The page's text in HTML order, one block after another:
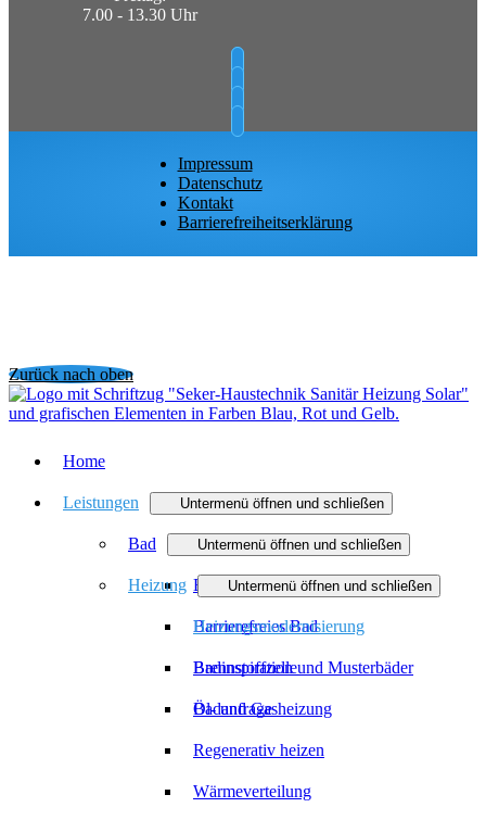
7.00 - 13.30 Uhr
Impressum
Datenschutz
Kontakt
Barrierefreiheitserklärung
Zurück nach oben
Home
Leistungen Untermenü öffnen und schließen
Bad Untermenü öffnen und schließen
Badmodernisierung
Barrierefreies Bad
Badinspiration und Musterbäder
Badanfrage
Heizung Untermenü öffnen und schließen
Heizungsmodernisierung
Brennstoffzelle
Öl- und Gasheizung
Regenerativ heizen
Wärmeverteilung